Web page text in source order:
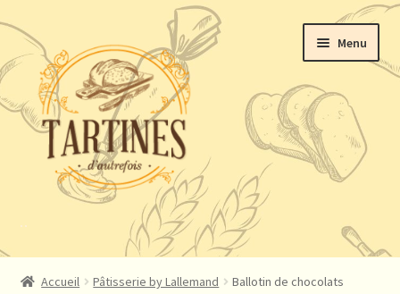
Aller
à
navigation
Aller
au
contenu
Menu
Viennoiseries Goûter Snacking salé Livres
Pâtisserie By Lallemand
Accueil Pâtisserie by Lallemand Ballotin de chocolats